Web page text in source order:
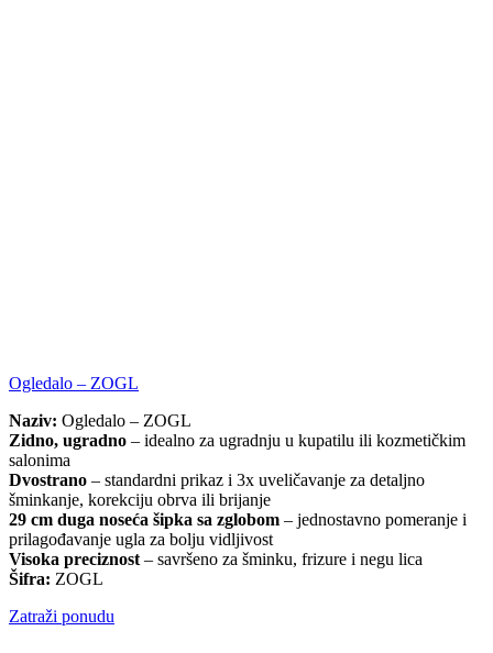
Ogledalo – ZOGL
Naziv: Ogledalo – ZOGL
Zidno, ugradno – idealno za ugradnju u kupatilu ili kozmetičkim
salonima
Dvostrano – standardni prikaz i 3x uveličavanje za detaljno
šminkanje, korekciju obrva ili brijanje
29 cm duga noseća šipka sa zglobom – jednostavno pomeranje i
prilagođavanje ugla za bolju vidljivost
Visoka preciznost – savršeno za šminku, frizure i negu lica
Šifra: ZOGL
Zatraži ponudu